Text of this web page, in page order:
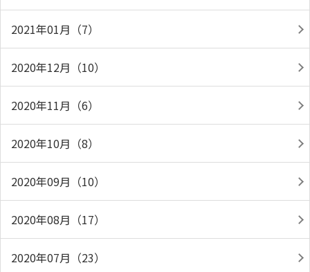
2021年01月（7）
2020年12月（10）
2020年11月（6）
2020年10月（8）
2020年09月（10）
2020年08月（17）
2020年07月（23）